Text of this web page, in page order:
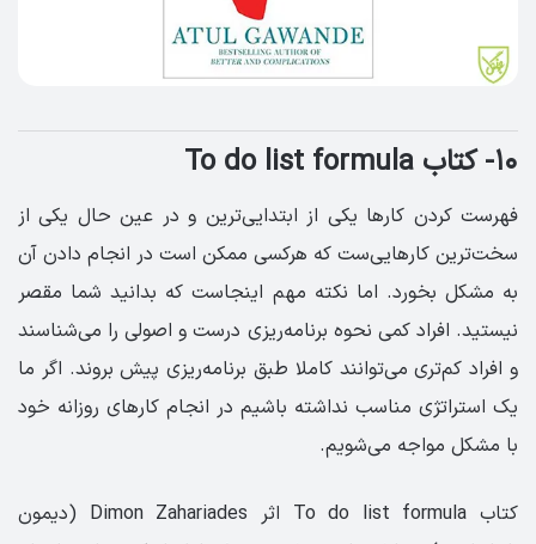
۱۰- کتاب To do list formula
فهرست کردن کارها یکی از ابتدایی‌ترین و در عین حال یکی از
سخت‌ترین کارهایی‌ست که هرکسی ممکن است در انجام دادن آن
به مشکل بخورد. اما نکته مهم اینجاست که بدانید شما مقصر
نیستید. افراد کمی نحوه برنامه‌ریزی درست و اصولی را می‌شناسند
و افراد کم‌تری می‌توانند کاملا طبق برنامه‌ریزی پیش بروند. اگر ما
یک استراتژی مناسب نداشته باشیم در انجام کارهای روزانه خود
با مشکل مواجه می‌شویم.
کتاب To do list formula اثر Dimon Zahariades (دیمون